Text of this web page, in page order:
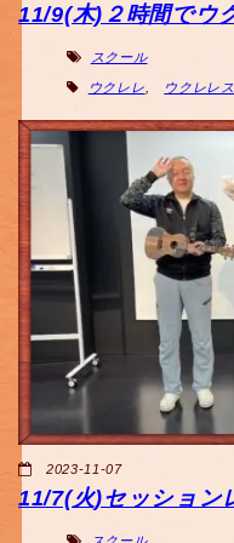
11/9(木)２時間でウ
スクール
ウクレレ ウクレレ
2023-11-07
11/7(火)セッション